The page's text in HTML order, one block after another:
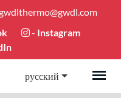
- Instagram
русский